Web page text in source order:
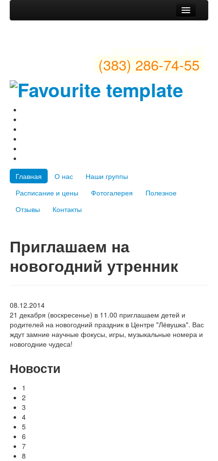
Фотогалерея
(383) 286-74-55
Главная О нас
Наши группы
Расписание и цены
Фотогалерея
Полезное
Отзывы
Контакты
Приглашаем на
новогодний утренник
08.12.2014
21 декабря (воскресенье) в 11.00 приглашаем детей и
родителей на новогодний праздник в Центре "Лёвушка". Вас
ждут замние научные фокусы, игры, музыкальные номера и
новогодние чудеса!
Новости
1
2
3
4
5
6
7
8